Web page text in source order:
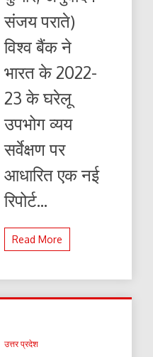
विमल
कुमार,
अनुवाद
:
संजय
पराते)
संजय पराते)
विश्व बैंक ने
भारत के 2022-
23 के घरेलू
उपभोग व्यय
सर्वेक्षण पर
आधारित एक नई
रिपोर्ट...
Read More
उत्तर प्रदेश